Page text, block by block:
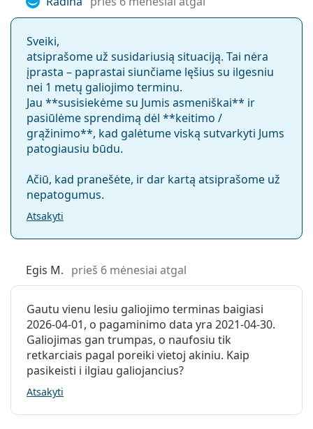
„EYELID STABILISED Design“, lęšis išlieka stabilus ir
subalansuotas net ir žiūrint aplink.
Paprastumas
be rūpesčių pasirinkimas, nereikalaujantis
priežiūros.
Kam skirti „1-DAY Acuvue Moist for
Astigmatism“ lęšiai?
Tiems, kurie turi
trumparegyste ar toliaregyste.
Tiems, kurie turi jautrias akis.
Tiems, kurie kenčia nuo sausų akių simptomų.
Tiems, kurie renkasi aukštos kokybės vienadienius
lęšius tiek kasdieniam, tiek retam naudojimui.
Dažnai užduodami klausimai
Kiek laiko galima naudoti „1-DAY Acuvue Moist
for Astigmatism“?
Ar galima miegoti su „1-DAY Acuvue Moist for
Astigmatism“?
UV filtras:
Taip
hidrogelis:
Naudojimas
Galiojimo data:
Bent 23 mėnesiai
Atspalvis:
Taip
kontaktiniais
miegoti.:
Ne
žymėjimas:
Pakuotėje yra
Gamintojas:
Johnson & Johnson
Lęšių skaičius
dėžutėje:
30
Svoris:
85 g
Kita
Kategorija:
Vienadieniai lęšiai
Kontaktiniai lęšiai
Sveiki,
atsiprašome už susidariusią situaciją. Tai nėra
įprasta – paprastai siunčiame lęšius su ilgesniu
nei 1 metų galiojimo terminu.
Jau **susisiekėme su Jumis asmeniškai** ir
pasiūlėme sprendimą dėl **keitimo /
grąžinimo**, kad galėtume viską sutvarkyti Jums
patogiausiu būdu.
Ačiū, kad pranešėte, ir dar kartą atsiprašome už
nepatogumus.
Atsakyti
Egis M. prieš 6 mėnesiai atgal
Gautu vienu lesiu galiojimo terminas baigiasi
2026-04-01, o pagaminimo data yra 2021-04-30.
Galiojimas gan trumpas, o naufosiu tik
retkarciais pagal poreiki vietoj akiniu. Kaip
pasikeisti i ilgiau galiojancius?
Atsakyti